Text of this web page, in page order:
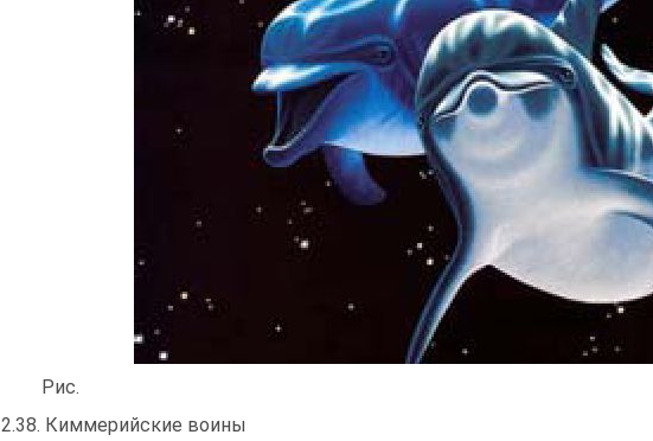
Рис.
2.38. Киммерийские воины